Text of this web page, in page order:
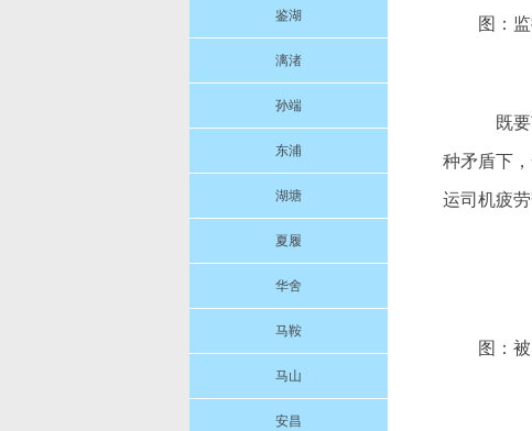
鉴湖
漓渚
孙端
东浦
湖塘
夏履
华舍
马鞍
马山
安昌
图：
既要
种矛盾下
运司机疲
图：